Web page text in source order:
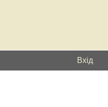
Вхід